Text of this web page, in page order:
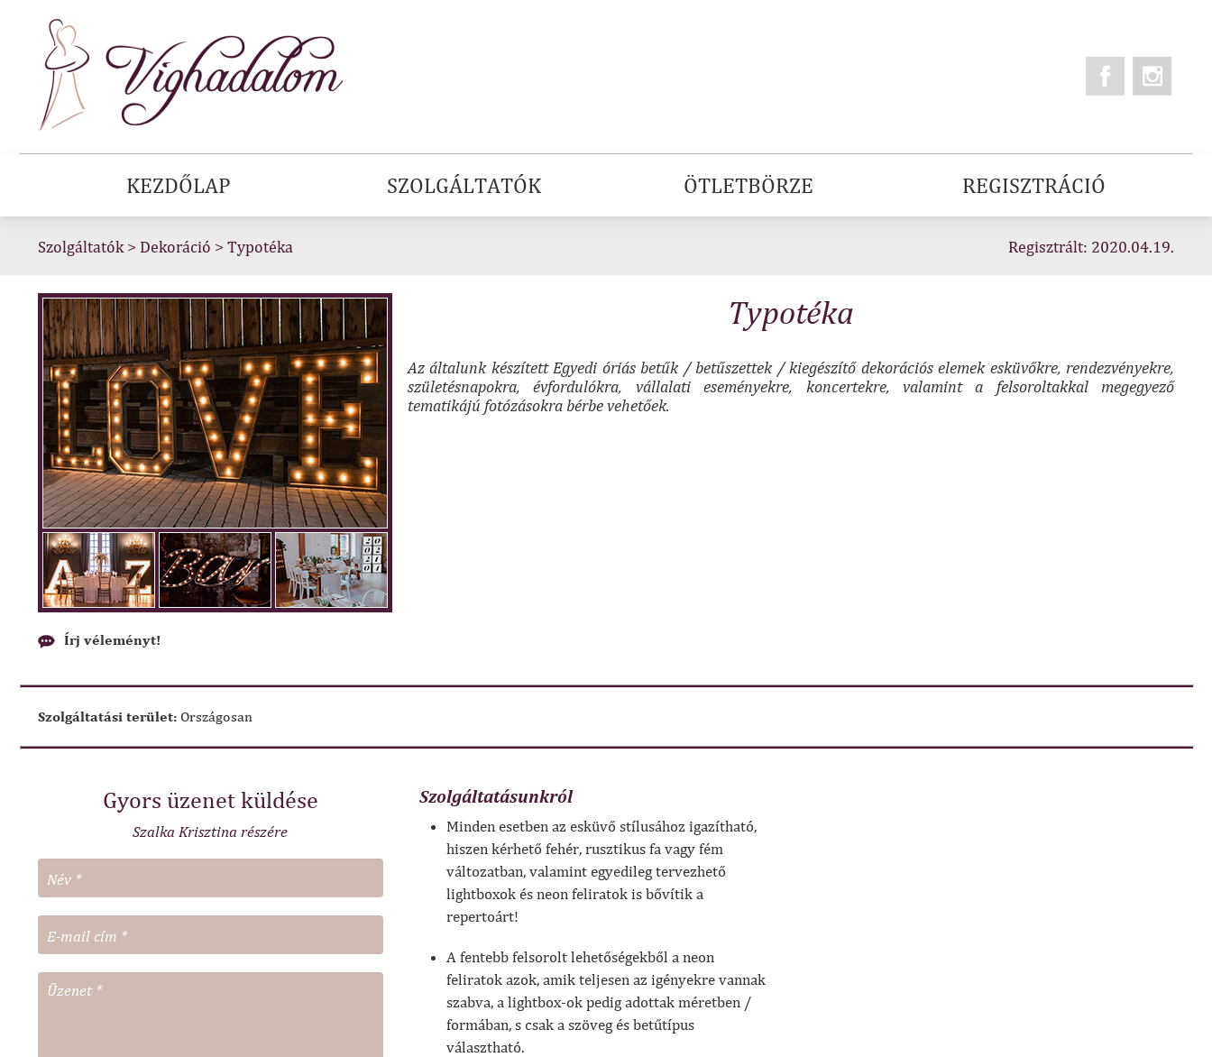
KEZDŐLAP SZOLGÁLTATÓK ÖTLETBÖRZE REGISZTRÁCIÓ
Szolgáltatók> Dekoráció > Typotéka Regisztrált: 2020.04.19.
Írj véleményt!
Typotéka
Az általunk készített Egyedi óriás betűk / betűszettek / kiegészítő dekorációs elemek esküvőkre, rendezvényekre,
születésnapokra, évfordulókra, vállalati eseményekre, koncertekre, valamint a felsoroltakkal megegyező
tematikájú fotózásokra bérbe vehetőek.
Szolgáltatási terület: Országosan
Gyors üzenet küldése
Szalka Krisztina részére
Szolgáltatásunkról
Minden esetben az esküvő stílusához igazítható,
hiszen kérhető fehér, rusztikus fa vagy fém
változatban, valamint egyedileg tervezhető
lightboxok és neon feliratok is bővítik a
repertoárt!
A fentebb felsorolt lehetőségekből a neon
feliratok azok, amik teljesen az igényekre vannak
szabva, a lightbox-ok pedig adottak méretben /
formában, s csak a szöveg és betűtípus
választható.